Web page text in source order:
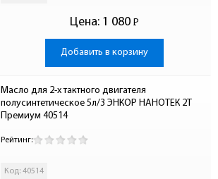
Цена: 1 080 Р
-
Добавить в корзину
Масло для 2-х тактного двигателя
полусинтетическое 5л/3 ЭНКОР НАНОТЕК 2Т
Премиум 40514
Рейтинг:
Код: 40514